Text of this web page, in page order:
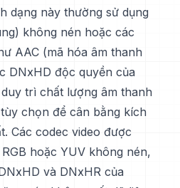
dạng này thường sử dụng
không nén hoặc các
AAC (mã hóa âm thanh
DNxHD độc quyền của
trì chất lượng âm thanh
chọn để cân bằng kích
Các codec video được
hoặc YUV không nén,
và DNxHR của